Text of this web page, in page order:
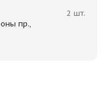
пр.,
2 шт.